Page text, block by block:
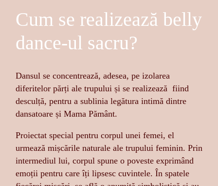
Cum se realizează belly
dance-ul sacru?
Dansul se concentrează, adesea, pe izolarea
diferitelor părți ale trupului și se realizează fiind
desculță, pentru a sublinia legătura intimă dintre
dansatoare și Mama Pământ.
Proiectat special pentru corpul unei femei, el
urmează mișcările naturale ale trupului feminin. Prin
intermediul lui, corpul spune o poveste exprimând
emoții pentru care îți lipsesc cuvintele. În spatele